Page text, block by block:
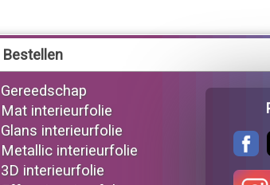
Bestellen
Gereedschap
Mat interieurfolie
Glans interieurfolie
Metallic interieurfolie
3D interieurfolie